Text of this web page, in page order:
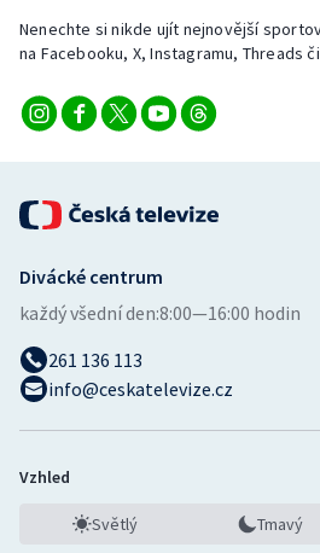
Nenechte si nikde ujít nejnovější
na Facebooku, X, Instagramu, Threads
Divácké centrum
každý všední den:8:00—16:00 hodin
261 136 113
info@ceskatelevize.cz
Vzhled
Světlý Tmavý